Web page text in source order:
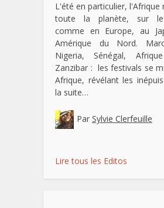
L'été en particulier, l'Afrique
toute la planète, sur le
comme en Europe, au
Amérique du Nord.
Nigeria, Sénégal,
Zanzibar : les festivals se
Afrique, révélant les
la suite…
Par Sylvie Clerfeuille
Lire tous les Editos